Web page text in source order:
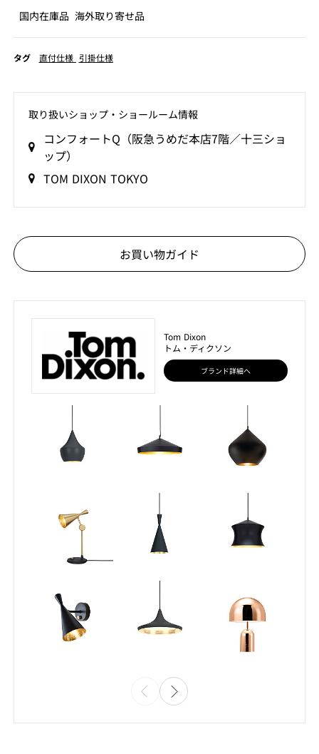
国内在庫品 海外取り寄せ品
タグ 直付仕様 引掛仕様
取り扱いショップ‧ショールーム情報
コンフォートQ（阪急うめだ本店7階／十三ショ
ップ）
TOM DIXON TOKYO
お買い物ガイド
Tom Dixon
トム・ディクソン
ブランド詳細へ